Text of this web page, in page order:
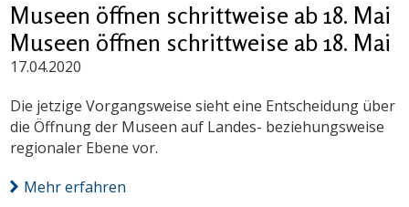
Museen öffnen schrittweise ab 18. Mai
Museen öffnen schrittweise ab 18. Mai
17.04.2020
Die jetzige Vorgangsweise sieht eine Entscheidung über
die Öffnung der Museen auf Landes- beziehungsweise
regionaler Ebene vor.
Mehr erfahren